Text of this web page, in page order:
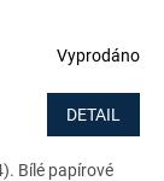
Vyprodáno
DETAIL
Bílé papírové